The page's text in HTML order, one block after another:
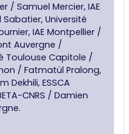
/ Samuel Mercier, IAE
Sabatier, Université
IAE Montpellier /
Auvergne /
Toulouse Capitole /
/ Fatmatül Pralong,
Dekhili, ESSCA
CNRS / Damien